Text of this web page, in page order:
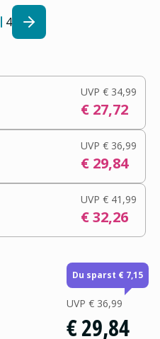
4
UVP € 34,99
€ 27,72
UVP € 36,99
€ 29,84
UVP € 41,99
€ 32,26
Du sparst € 7,15
UVP € 36,99
€ 29,84